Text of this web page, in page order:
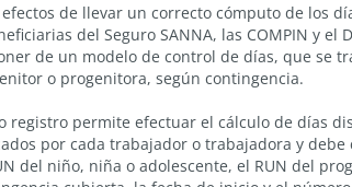
efectos de llevar un correcto cómputo de los
del Seguro SANNA, las COMPIN y el
de un modelo de control de días, que se
o progenitora, según contingencia.
registro permite efectuar el cálculo de días
por cada trabajador o trabajadora y
del niño, niña o adolescente, el RUN del